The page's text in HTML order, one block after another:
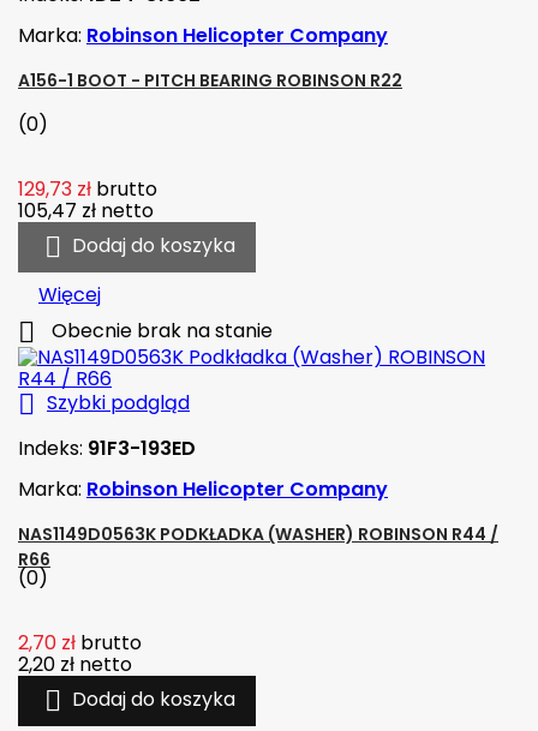
Marka: Robinson Helicopter Company
A156-1 BOOT - PITCH BEARING ROBINSON R22
(0)
129,73 zł brutto
105,47 zł netto
 Dodaj do koszyka
Więcej
 Obecnie brak na stanie
 Szybki podgląd
Indeks: 91F3-193ED
Marka: Robinson Helicopter Company
NAS1149D0563K PODKŁADKA (WASHER) ROBINSON R44 /
R66
(0)
2,70 zł brutto
2,20 zł netto
 Dodaj do koszyka